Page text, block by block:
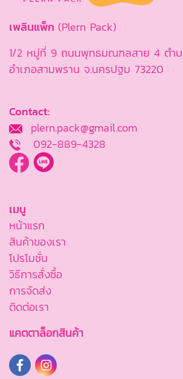
เพลินแพ็ก (Plern Pack)
1/2 หมู่ที่ 9 ถนนพุทธมณฑลสาย 4 ตำบ
อำเภอสามพราน จ.นครปฐม 73220
Contact:
plern.pack@gmail.com
092-889-4328
เมนู
หน้าแรก
สินค้าของเรา
โปรโมชั่น
วิธีการสั่งซื้อ
การจัดส่ง
ติดต่อเรา
แคตตาล็อกสินค้า